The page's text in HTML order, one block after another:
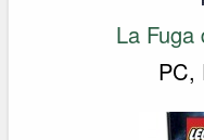
La Fuga
PC,